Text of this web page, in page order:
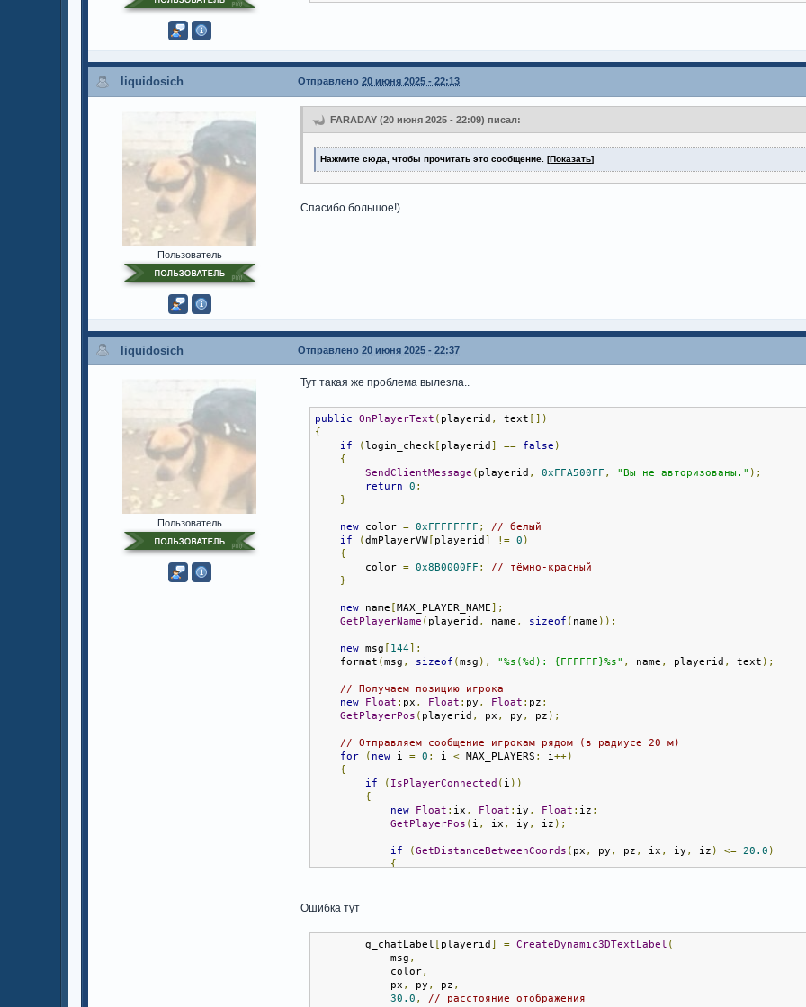
liquidosich Отправлено20 июня 2025 - 22:13
Пользователь
FARADAY (20 июня 2025 - 22:09) писал:
Нажмите сюда, чтобы прочитать это сообщение. [Показать]
Спасибо большое!)
liquidosich Отправлено20 июня 2025 - 22:37
Пользователь
Тут такая же проблема вылезла..
public OnPlayerText ( playerid , text [])
{
if
( login_check playerid == false )
{
SendClientMessage ( playerid , 0xFFA500FF , "Вы не авторизованы." );
return
0 ;
}
new color = 0xFFFFFFFF ;
// белый
if
(dmPlayerVW playerid != 0 )
{
color = 0x8B0000FF ;
// тёмно-красный
}
new name MAX_PLAYER_NAME ];
GetPlayerName ( playerid , name , sizeof ( name ));
new msg 144 ];
format (msg , sizeof (msg ), "%s(%d): {FFFFFF}%s" , name , playerid , text );
// Получаем позицию игрока
new
Float : px , Float : py , Float : pz ;
GetPlayerPos ( playerid , px , py , pz );
// Отправляем сообщение игрокам рядом (в радиусе 20 м)
for
( new i = 0 ; i < MAX_PLAYERS ; i++)
{
if
( IsPlayerConnected ( i ))
{
new
Float : ix , Float : iy , Float : iz ;
GetPlayerPos ( i , ix , iy , iz );
if (GetDistanceBetweenCoords ( px , py , pz , ix , iy , iz ) <= 20.0 )
{
// Показываем текст над головой игрока (виден всем)
IsPlayerConnected
IsValidDynamic3DTextLabel
Ошибка тут
g_chatLabel playerid = CreateDynamic3DTextLabel (
msg ,
color,
px , py , pz ,
30.0 ,
// расстояние отображения